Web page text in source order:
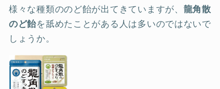
様々な種類ののど飴が出てきていますが、 龍角散
のど飴を舐めたことがある人は多いのではないで
しょうか。